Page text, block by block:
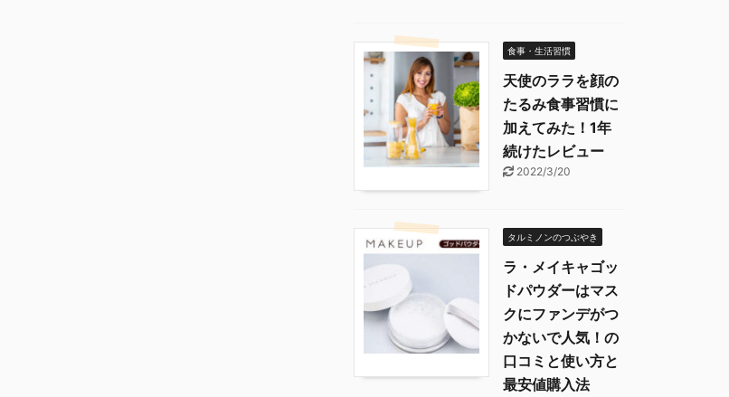
食事・生活習慣
天使のララを顔の
たるみ食事習慣に
加えてみた！1年
続けたレビュー
2022/3/20
タルミノンのつぶやき
ラ・メイキャゴッ
ドパウダーはマス
クにファンデがつ
かないで人気！の
口コミと使い方と
最安値購入法